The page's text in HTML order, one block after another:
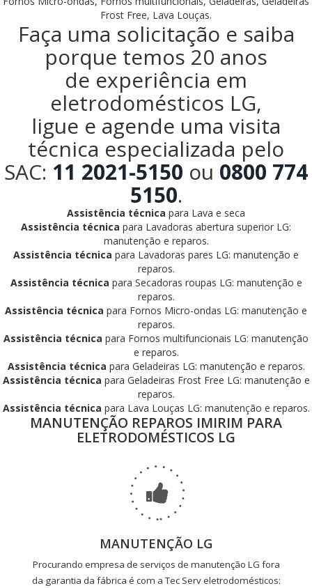
Frost Free, Lava Louças.
Faça uma solicitação e saiba
porque temos 20 anos
de experiência em
eletrodomésticos LG,
ligue e agende uma visita
técnica especializada pelo
SAC: 11 2021-5150 ou 0800 774
5150.
Assistência técnica para Lava e seca
Assistência técnica para Lavadoras abertura superior LG:
manutenção e reparos.
Assistência técnica para Lavadoras pares LG: manutenção e
reparos.
Assistência técnica para Secadoras roupas LG: manutenção e
reparos.
Assistência técnica para Fornos Micro-ondas LG: manutenção e
reparos.
Assistência técnica para Fornos multifuncionais LG: manutenção
e reparos.
Assistência técnica para Geladeiras LG: manutenção e reparos.
Assistência técnica para Geladeiras Frost Free LG: manutenção e
reparos.
Assistência técnica para Lava Louças LG: manutenção e reparos.
MANUTENÇÃO REPAROS IMIRIM PARA
ELETRODOMÉSTICOS LG
MANUTENÇÃO LG
Procurando empresa de serviços de manutenção LG fora
da garantia da fábrica é com a Tec Serv eletrodomésticos: